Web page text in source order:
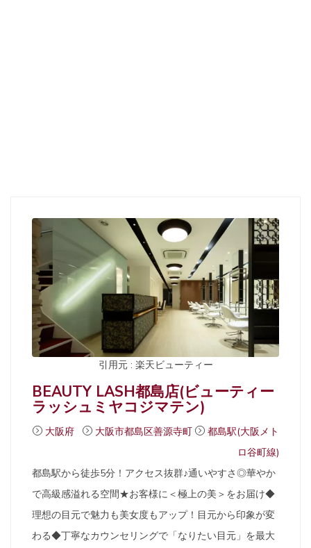
引用元 : 楽天ビューティー
BEAUTY LASH都島店(ビューティー
ラッシュミヤコジマテン)
大阪府 大阪市都島区善源寺町
都島駅(大阪メト
ロ谷町線)
都島駅から徒歩5分！アクセス抜群♪通いやすさ◎華やか
で高級感溢れる空間★お客様に＜極上の美＞をお届け◆
理想の目元で魅力も美女度もアップ！目元から印象が変
わる◆丁寧なカウンセリングで「なりたい目元」を最大